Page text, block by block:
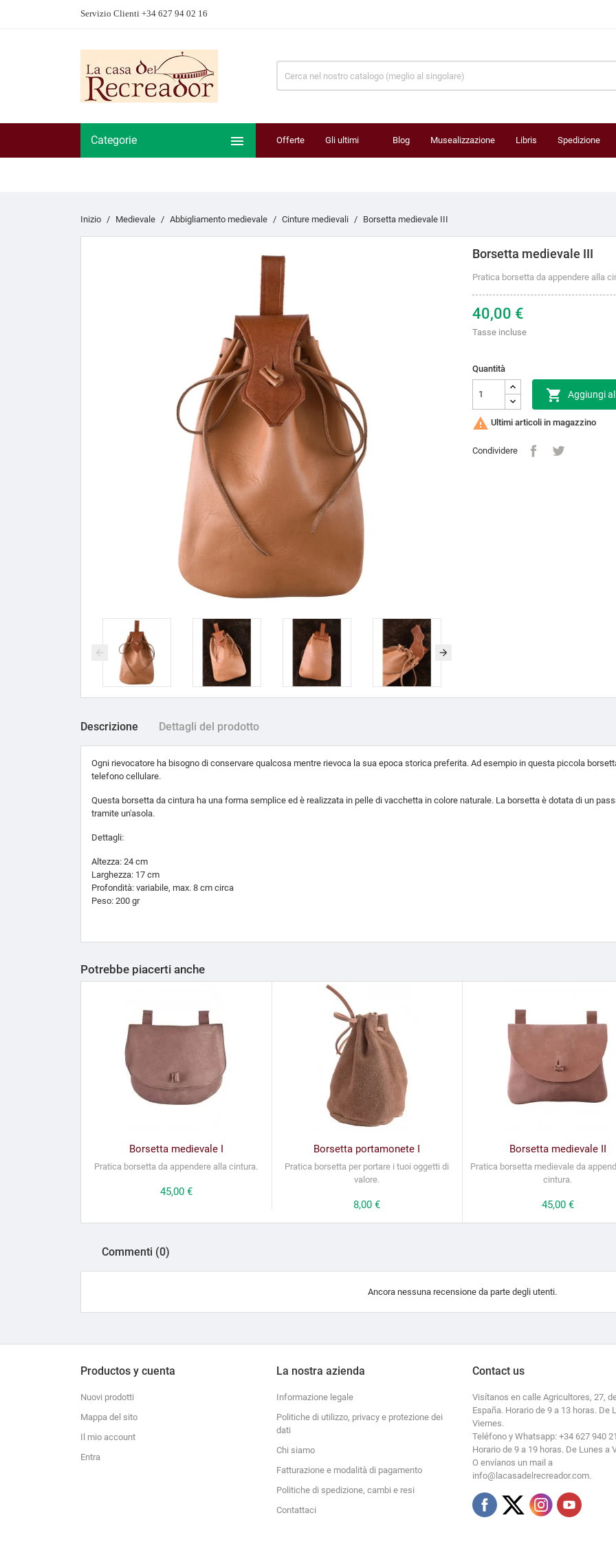
Servizio Clienti +34 627 94 02 16
Categorie  Offerte Gli ultimi Blog Musealizzazione Libris Spedizione
Inizio Medievale Abbigliamento medievale Cinture medievali Borsetta medievale III
Borsetta medievale III
Pratica borsetta da appendere alla
40,00 €
Tasse incluse
Quantità
 Aggiungi
 Ultimi articoli in magazzino
Condividere
Descrizione Dettagli del prodotto
Ogni rievocatore ha bisogno di conservare qualcosa mentre rievoca la sua epoca storica preferita. Ad esempio in questa piccola
telefono cellulare.
Questa borsetta da cintura ha una forma semplice ed è realizzata in pelle di vacchetta in colore naturale. La borsetta è dotata di un
tramite un'asola.
Dettagli:
Altezza: 24 cm
Larghezza: 17 cm
Profondità: variabile, max. 8 cm circa
Peso: 200 gr
Potrebbe piacerti anche
Borsetta medievale I
Pratica borsetta da appendere alla cintura.
Prezzo
45,00 €
Borsetta portamonete I
Pratica borsetta per portare i tuoi oggetti di
valore.
Prezzo
8,00 €
Borsetta medievale II
Pratica borsetta medievale da
cintura.
Prezzo
45,00 €
Commenti (0)
Ancora nessuna recensione da parte degli utenti.
Productos y cuenta
Nuovi prodotti
Mappa del sito
Il mio account
Entra
La nostra azienda
Informazione legale
Politiche di utilizzo, privacy e protezione dei
dati
Chi siamo
Fatturazione e modalità di pagamento
Politiche di spedizione, cambi e resi
Contattaci
Contact us
Visítanos en calle Agricultores, 27,
España. Horario de 9 a 13 horas. De
Viernes.
Teléfono y Whatsapp: +34 627 940
Horario de 9 a 19 horas. De Lunes a
O envíanos un mail a
info@lacasadelrecreador.com.